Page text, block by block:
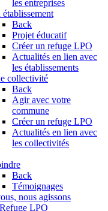
les entreprises
établissement
Back
Projet éducatif
Créer un refuge LPO
Actualités en lien avec
les établissements
collectivité
Back
Agir avec votre
commune
Créer un refuge LPO
Actualités en lien avec
les collectivités
Back
Témoignages
nous agissons
LPO